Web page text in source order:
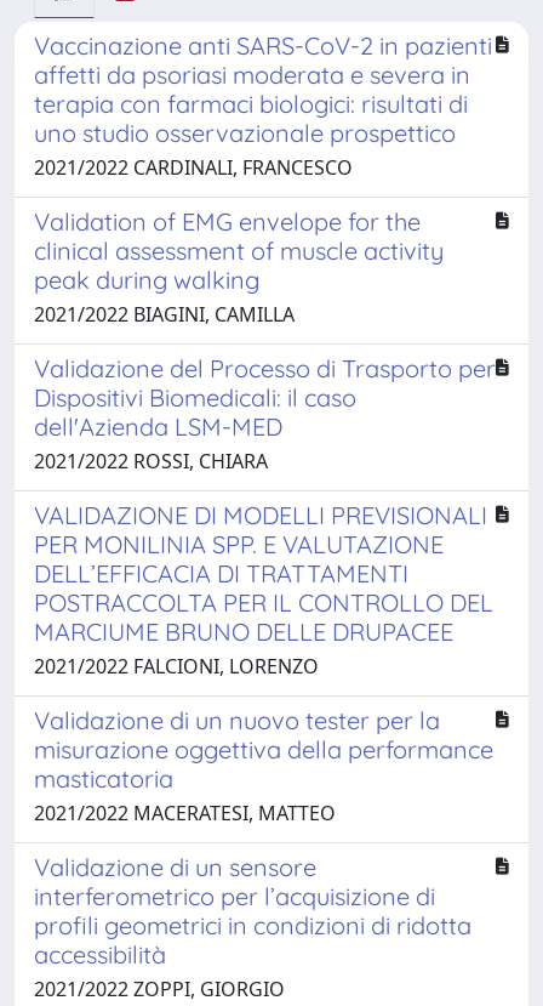
Vaccinazione anti SARS-CoV-2 in pazienti
affetti da psoriasi moderata e severa in
terapia con farmaci biologici: risultati di
uno studio osservazionale prospettico
2021/2022 CARDINALI, FRANCESCO
Validation of EMG envelope for the
clinical assessment of muscle activity
peak during walking
2021/2022 BIAGINI, CAMILLA
Validazione del Processo di Trasporto per
Dispositivi Biomedicali: il caso
dell'Azienda LSM-MED
2021/2022 ROSSI, CHIARA
VALIDAZIONE DI MODELLI PREVISIONALI
PER MONILINIA SPP. E VALUTAZIONE
DELL’EFFICACIA DI TRATTAMENTI
POSTRACCOLTA PER IL CONTROLLO DEL
MARCIUME BRUNO DELLE DRUPACEE
2021/2022 FALCIONI, LORENZO
Validazione di un nuovo tester per la
misurazione oggettiva della performance
masticatoria
2021/2022 MACERATESI, MATTEO
Validazione di un sensore
interferometrico per l’acquisizione di
profili geometrici in condizioni di ridotta
accessibilità
2021/2022 ZOPPI, GIORGIO